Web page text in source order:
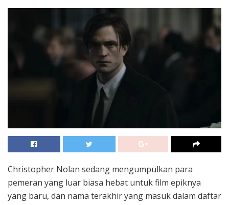
Christopher Nolan sedang mengumpulkan para
pemeran yang luar biasa hebat untuk film epiknya
yang baru, dan nama terakhir yang masuk dalam daftar